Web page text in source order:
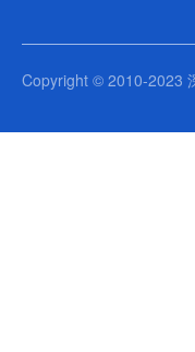
Copyright © 2010-2023